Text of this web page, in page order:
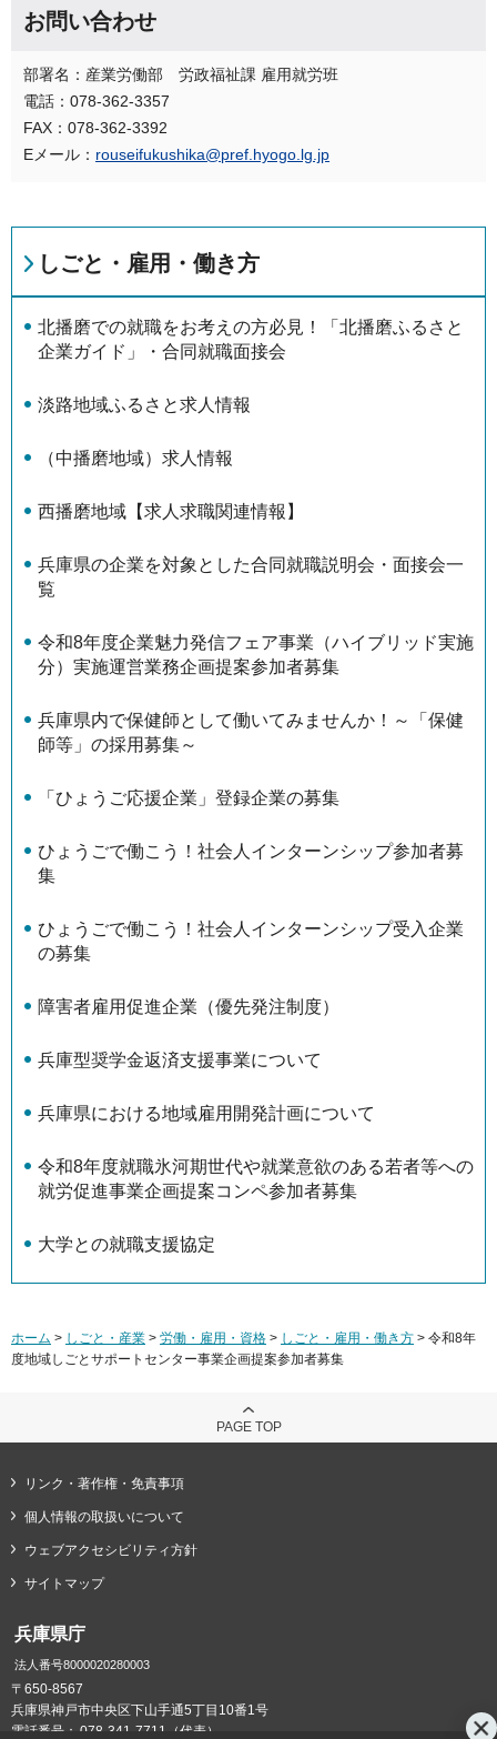
お問い合わせ
部署名：産業労働部 労政福祉課 雇用就労班
電話：078-362-3357
FAX：078-362-3392
Eメール： rouseifukushika@pref.hyogo.lg.jp
しごと・雇用・働き方
北播磨での就職をお考えの方必見！「北播磨ふるさと
企業ガイド」・合同就職面接会
淡路地域ふるさと求人情報
（中播磨地域）求人情報
西播磨地域【求人求職関連情報】
兵庫県の企業を対象とした合同就職説明会・面接会一
覧
令和8年度企業魅力発信フェア事業（ハイブリッド実施
分）実施運営業務企画提案参加者募集
兵庫県内で保健師として働いてみませんか！～「保健
師等」の採用募集～
「ひょうご応援企業」登録企業の募集
ひょうごで働こう！社会人インターンシップ参加者募
集
ひょうごで働こう！社会人インターンシップ受入企業
の募集
障害者雇用促進企業（優先発注制度）
兵庫型奨学金返済支援事業について
兵庫県における地域雇用開発計画について
令和8年度就職氷河期世代や就業意欲のある若者等への
就労促進事業企画提案コンペ参加者募集
大学との就職支援協定
ホーム > しごと・産業 > 労働・雇用・資格 > しごと・雇用・働き方 > 令和8年
度地域しごとサポートセンター事業企画提案参加者募集
PAGE TOP
リンク・著作権・免責事項
個人情報の取扱いについて
ウェブアクセシビリティ方針
サイトマップ
兵庫県庁
法人番号8000020280003
〒650-8567
兵庫県神戸市中央区下山手通5丁目10番1号
電話番号： 078-341-7711（代表）